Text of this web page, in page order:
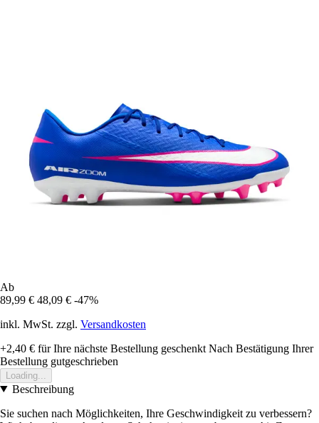
Ab
89,99 € 48,09 € -47%
inkl. MwSt. zzgl. Versandkosten
+2,40 € für Ihre nächste Bestellung geschenkt Nach Bestätigung Ihrer
Bestellung gutgeschrieben
Loading...
Beschreibung
Sie suchen nach Möglichkeiten, Ihre Geschwindigkeit zu verbessern?